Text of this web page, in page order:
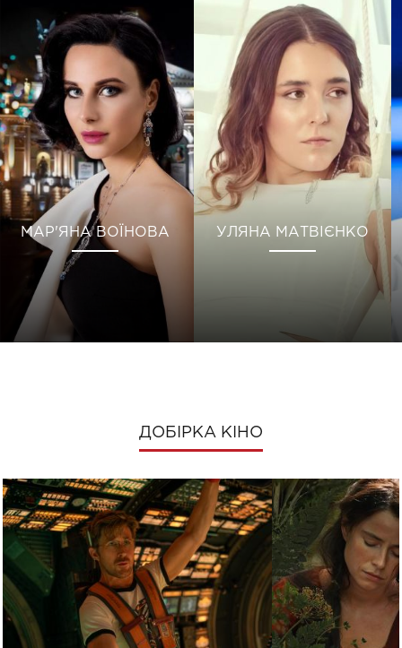
МАР'ЯНА ВОЇНОВА УЛЯНА МАТВІЄНКО
ДОБІРКА КІНО